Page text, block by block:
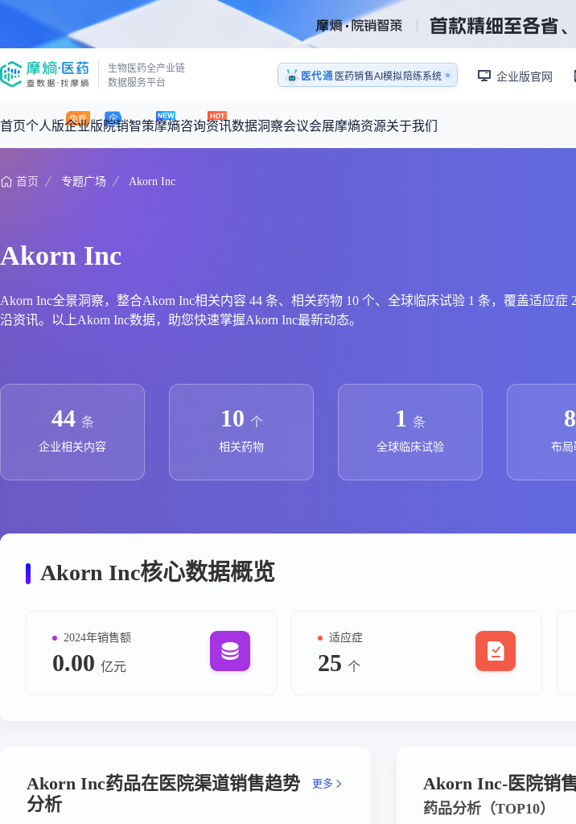
生物医药全产业链
数据服务平台
医代通
医药销售AI模拟陪练系统
1:1还原医生拜访场景
医药销售AI模拟陪练系统
企业版官网
首页个人版企业版院销智策摩熵咨询
咨询服务
产品立项评估及管线规划
投资决策与交易估值
“十五五”战略规划 最新 从实验室到
资讯
摩熵原创
深度分析
投融资
注册审批
时讯
研发注册
数据洞察
数据中心
基于市场数据，为您提供全面的市场趋势分析与决策支持
政策法规
上市医药企业年报
药品生产企业
临床进展
会议会展摩熵资源关于我们
首页 专题广场 Akorn Inc
Akorn Inc
Akorn Inc全景洞察，整合Akorn Inc相关内容 44 条、相关药物 10 个、全球临床试验 1 条，覆盖适应
沿资讯。以上Akorn Inc数据，助您快速掌握Akorn Inc最新动态。
44 条
企业相关内容
10 个
相关药物
1 条
全球临床试验
8
布局
Akorn Inc核心数据概览
2024年销售额
0.00 亿元
适应症
25 个
Akorn Inc药品在医院渠道销售趋势
分析
更多 Akorn Inc-医院销
药品分析（TOP10）